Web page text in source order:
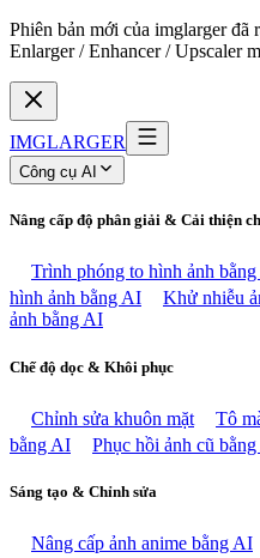
Phiên bản mới của imglarger đã
Enlarger / Enhancer / Upscaler
IMGLARGER
Công cụ AI
Nâng cấp độ phân giải & Cải thiện
Trình phóng to hình ảnh
hình ảnh bằng AI
Khử nhiễu
ảnh bằng AI
Chế độ dọc & Khôi phục
Chỉnh sửa khuôn mặt Tô
bằng AI
Phục hồi ảnh cũ
Sáng tạo & Chỉnh sửa
Nâng cấp ảnh anime bằng AI